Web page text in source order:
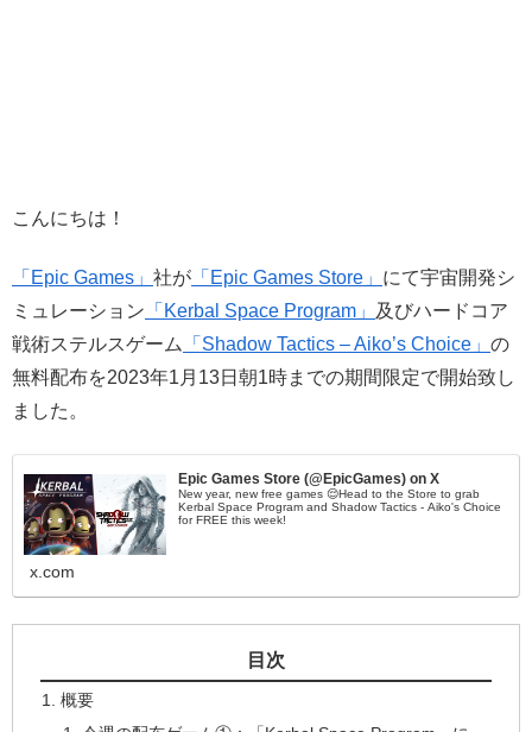
こんにちは！
「Epic Games」 社が 「Epic Games Store」 にて宇宙開発シ
ミュレーション 「Kerbal Space Program」
及びハードコア
戦術ステルスゲーム
「Shadow Tactics – Aiko’s Choice」 の
無料配布を2023年1月13日朝1時までの期間限定で開始致し
ました。
Epic Games Store (@EpicGames) on X
New year, new free games 😌Head to the Store to grab
Kerbal Space Program and Shadow Tactics - Aiko's Choice
for FREE this week!
x.com
目次
概要